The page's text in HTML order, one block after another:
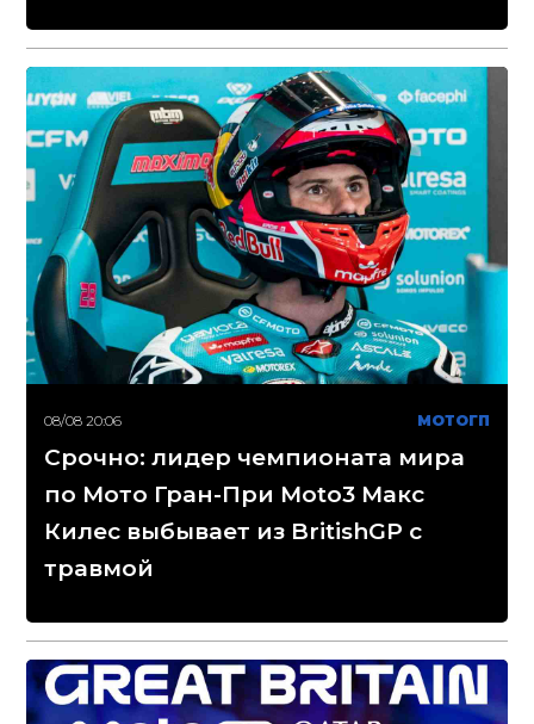
08/08 20:06 МОТОГП
Срочно: лидер чемпионата мира
по Мото Гран-При Moto3 Макс
Килес выбывает из BritishGP с
травмой